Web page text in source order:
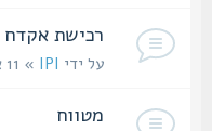
רכישת אקדח
על ידיIPI» 11 אפריל 2018, 20:33
מטווח